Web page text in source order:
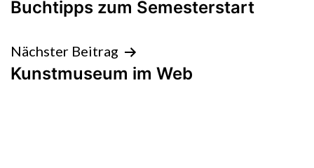
Buchtipps zum Semesterstart
Nächster Beitrag
Kunstmuseum im Web